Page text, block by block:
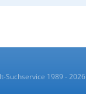
Suchservice 1989 - 2026